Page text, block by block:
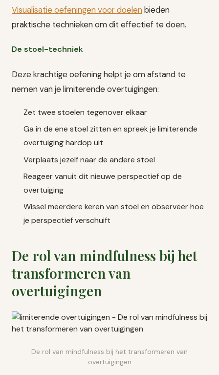
Visualisatie oefeningen voor doelenbieden
praktische technieken om dit effectief te doen.
De stoel-techniek
Deze krachtige oefening helpt je om afstand te
nemen van je limiterende overtuigingen:
Zet twee stoelen tegenover elkaar
Ga in de ene stoel zitten en spreek je limiterende
overtuiging hardop uit
Verplaats jezelf naar de andere stoel
Reageer vanuit dit nieuwe perspectief op de
overtuiging
Wissel meerdere keren van stoel en observeer hoe
je perspectief verschuift
De rol van mindfulness bij het
transformeren van
overtuigingen
De rol van mindfulness bij het transformeren van
overtuigingen